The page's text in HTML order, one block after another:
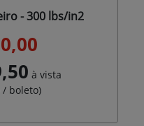
- 300 lbs/in2
à vista
boleto)